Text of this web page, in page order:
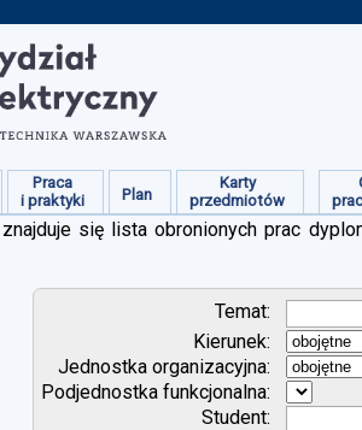
Praca
i praktyki
Plan
Karty
przedmiotów
się lista obronionych prac
Temat:
Kierunek:
Jednostka organizacyjna:
Podjednostka funkcjonalna:
Student: